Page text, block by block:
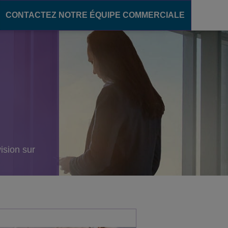
CONTACTEZ NOTRE ÉQUIPE COMMERCIALE
le secteur de l'éducation
numérique
sur